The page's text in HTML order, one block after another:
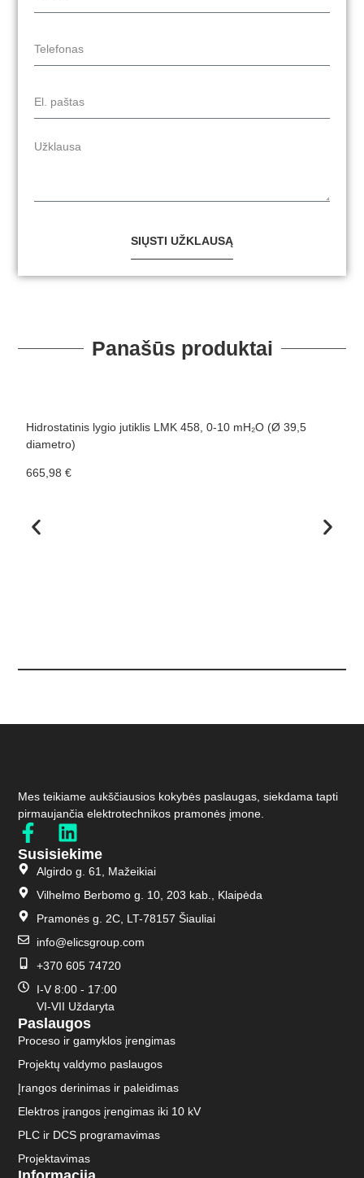
SIŲSTI UŽKLAUSĄ
Panašūs produktai
Hidrostatinis lygio jutiklis LMK 458, 0-10 mH₂O (Ø 39,5
diametro)
665,98€
Mes teikiame aukščiausios kokybės paslaugas, siekdama tapti
pirmaujančia elektrotechnikos pramonės įmone.
Paslaugos
Proceso ir gamyklos įrengimas
Projektų valdymo paslaugos
Įrangos derinimas ir paleidimas
Elektros įrangos įrengimas iki 10 kV
PLC ir DCS programavimas
Projektavimas
Susisiekime
Algirdo g. 61, Mažeikiai
Vilhelmo Berbomo g. 10, 203 kab., Klaipėda
Pramonės g. 2C, LT-78157 Šiauliai
info@elicsgroup.com
+370 605 74720
I-V 8:00 - 17:00
VI-VII Uždaryta